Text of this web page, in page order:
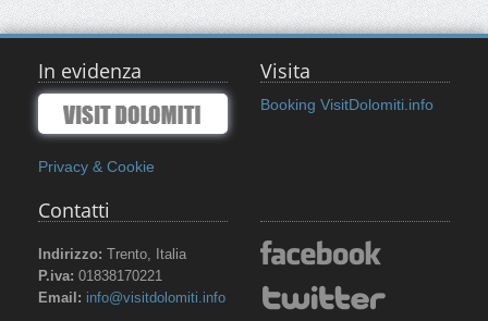
In evidenza
Privacy & Cookie
Visita
Booking VisitDolomiti.info
Contatti
Indirizzo: Trento, Italia
P.iva: 01838170221
Email: info@visitdolomiti.info